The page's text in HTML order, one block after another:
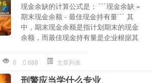
现金余缺的计算公式是： ```现金余缺 =
期末现金余额 - 最佳现金持有量``` 其
中，期末现金余额是指计划期末的现金
余额，而最佳现金持有量是企业根据其
0 888 文章列表
刑警应当学什么专业